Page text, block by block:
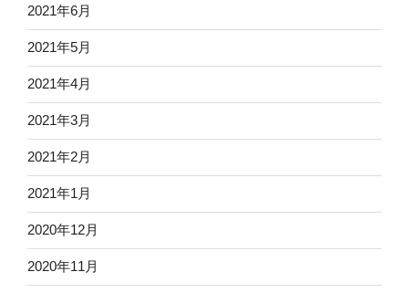
2021年6月
2021年5月
2021年4月
2021年3月
2021年2月
2021年1月
2020年12月
2020年11月